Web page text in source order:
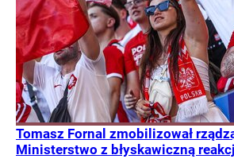
Tomasz Fornal zmobilizował
Ministerstwo z błyskawiczną